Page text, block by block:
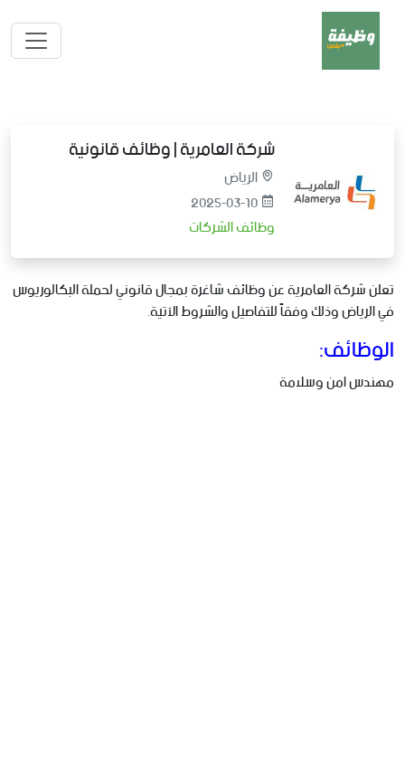
شركة العامرية | وظائف قانونية
الرياض
2025-03-10
وظائف الشركات
تعلن شركة العامرية عن وظائف شاغرة بمجال قانوني لحملة البكالوريوس
في الرياض وذلك وفقاً للتفاصيل والشروط الآتية.
الوظائف:
مهندس امن وسلامة